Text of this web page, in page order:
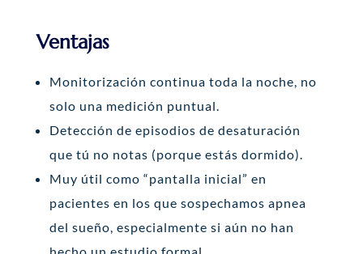
Ventajas
Monitorización continua toda la noche, no
solo una medición puntual.
Detección de episodios de desaturación
que tú no notas (porque estás dormido).
Muy útil como “pantalla inicial” en
pacientes en los que sospechamos apnea
del sueño, especialmente si aún no han